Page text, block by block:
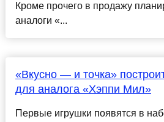
Кроме прочего в продажу
аналоги «...
«Вкусно — и точка»
для аналога «Хэппи Мил»
Первые игрушки появятся в